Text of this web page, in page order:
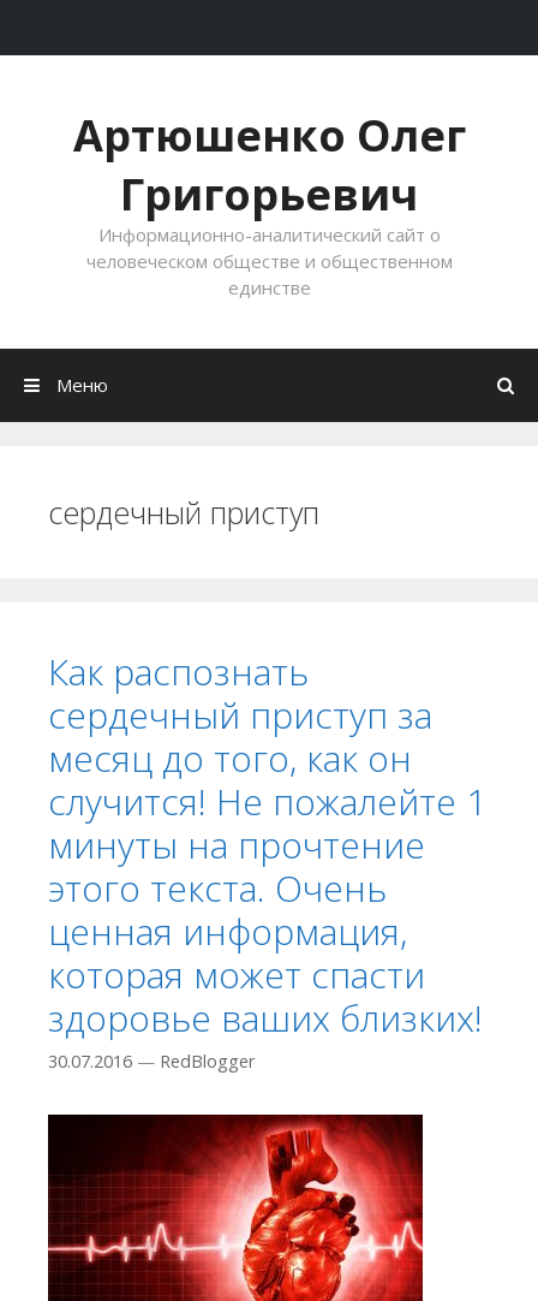
Артюшенко Олег
Григорьевич
Информационно-аналитический сайт о
человеческом обществе и общественном
единстве
Меню
сердечный приступ
Как распознать
сердечный приступ за
месяц до того, как он
случится! Не пожалейте 1
минуты на прочтение
этого текста. Очень
ценная информация,
которая может спасти
здоровье ваших близких!
30.07.2016 — RedBlogger